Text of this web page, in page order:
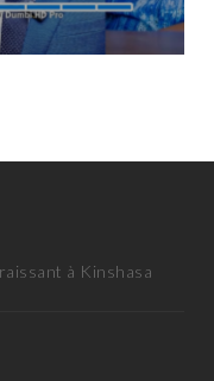
à Kinshasa